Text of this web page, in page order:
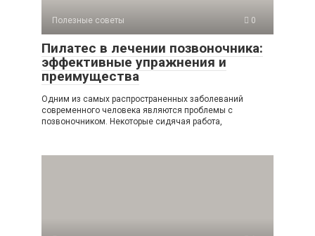
Полезные советы 0
Пилатес в лечении позвоночника:
эффективные упражнения и
преимущества
Одним из самых распространенных заболеваний
современного человека являются проблемы с
позвоночником. Некоторые сидячая работа,